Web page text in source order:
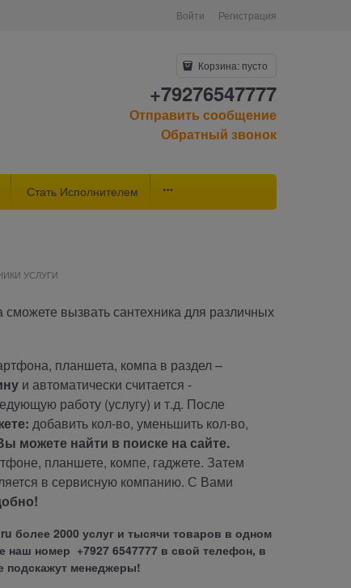
Войти Регистрация
Корзина: пусто
+79276547777
Отправить сообщение
Обратный звонок
Стать Исполнителем
УСЛУГИ
сможете вызвать сантехника для различных
планшета, компа в раздел –
и автоматически считается -
работу (услугу) и т.д. После
добавить кол-во, уменьшить кол-во,
можете найти в поиске на сайте.
планшете, компе, гаджете. Затем
в сервисную компанию. С Вами
более 2000 услуг и тысячи товаров в одном
наш номер +7927 6547777 в свой телефон, в
подскажут менеджеры!